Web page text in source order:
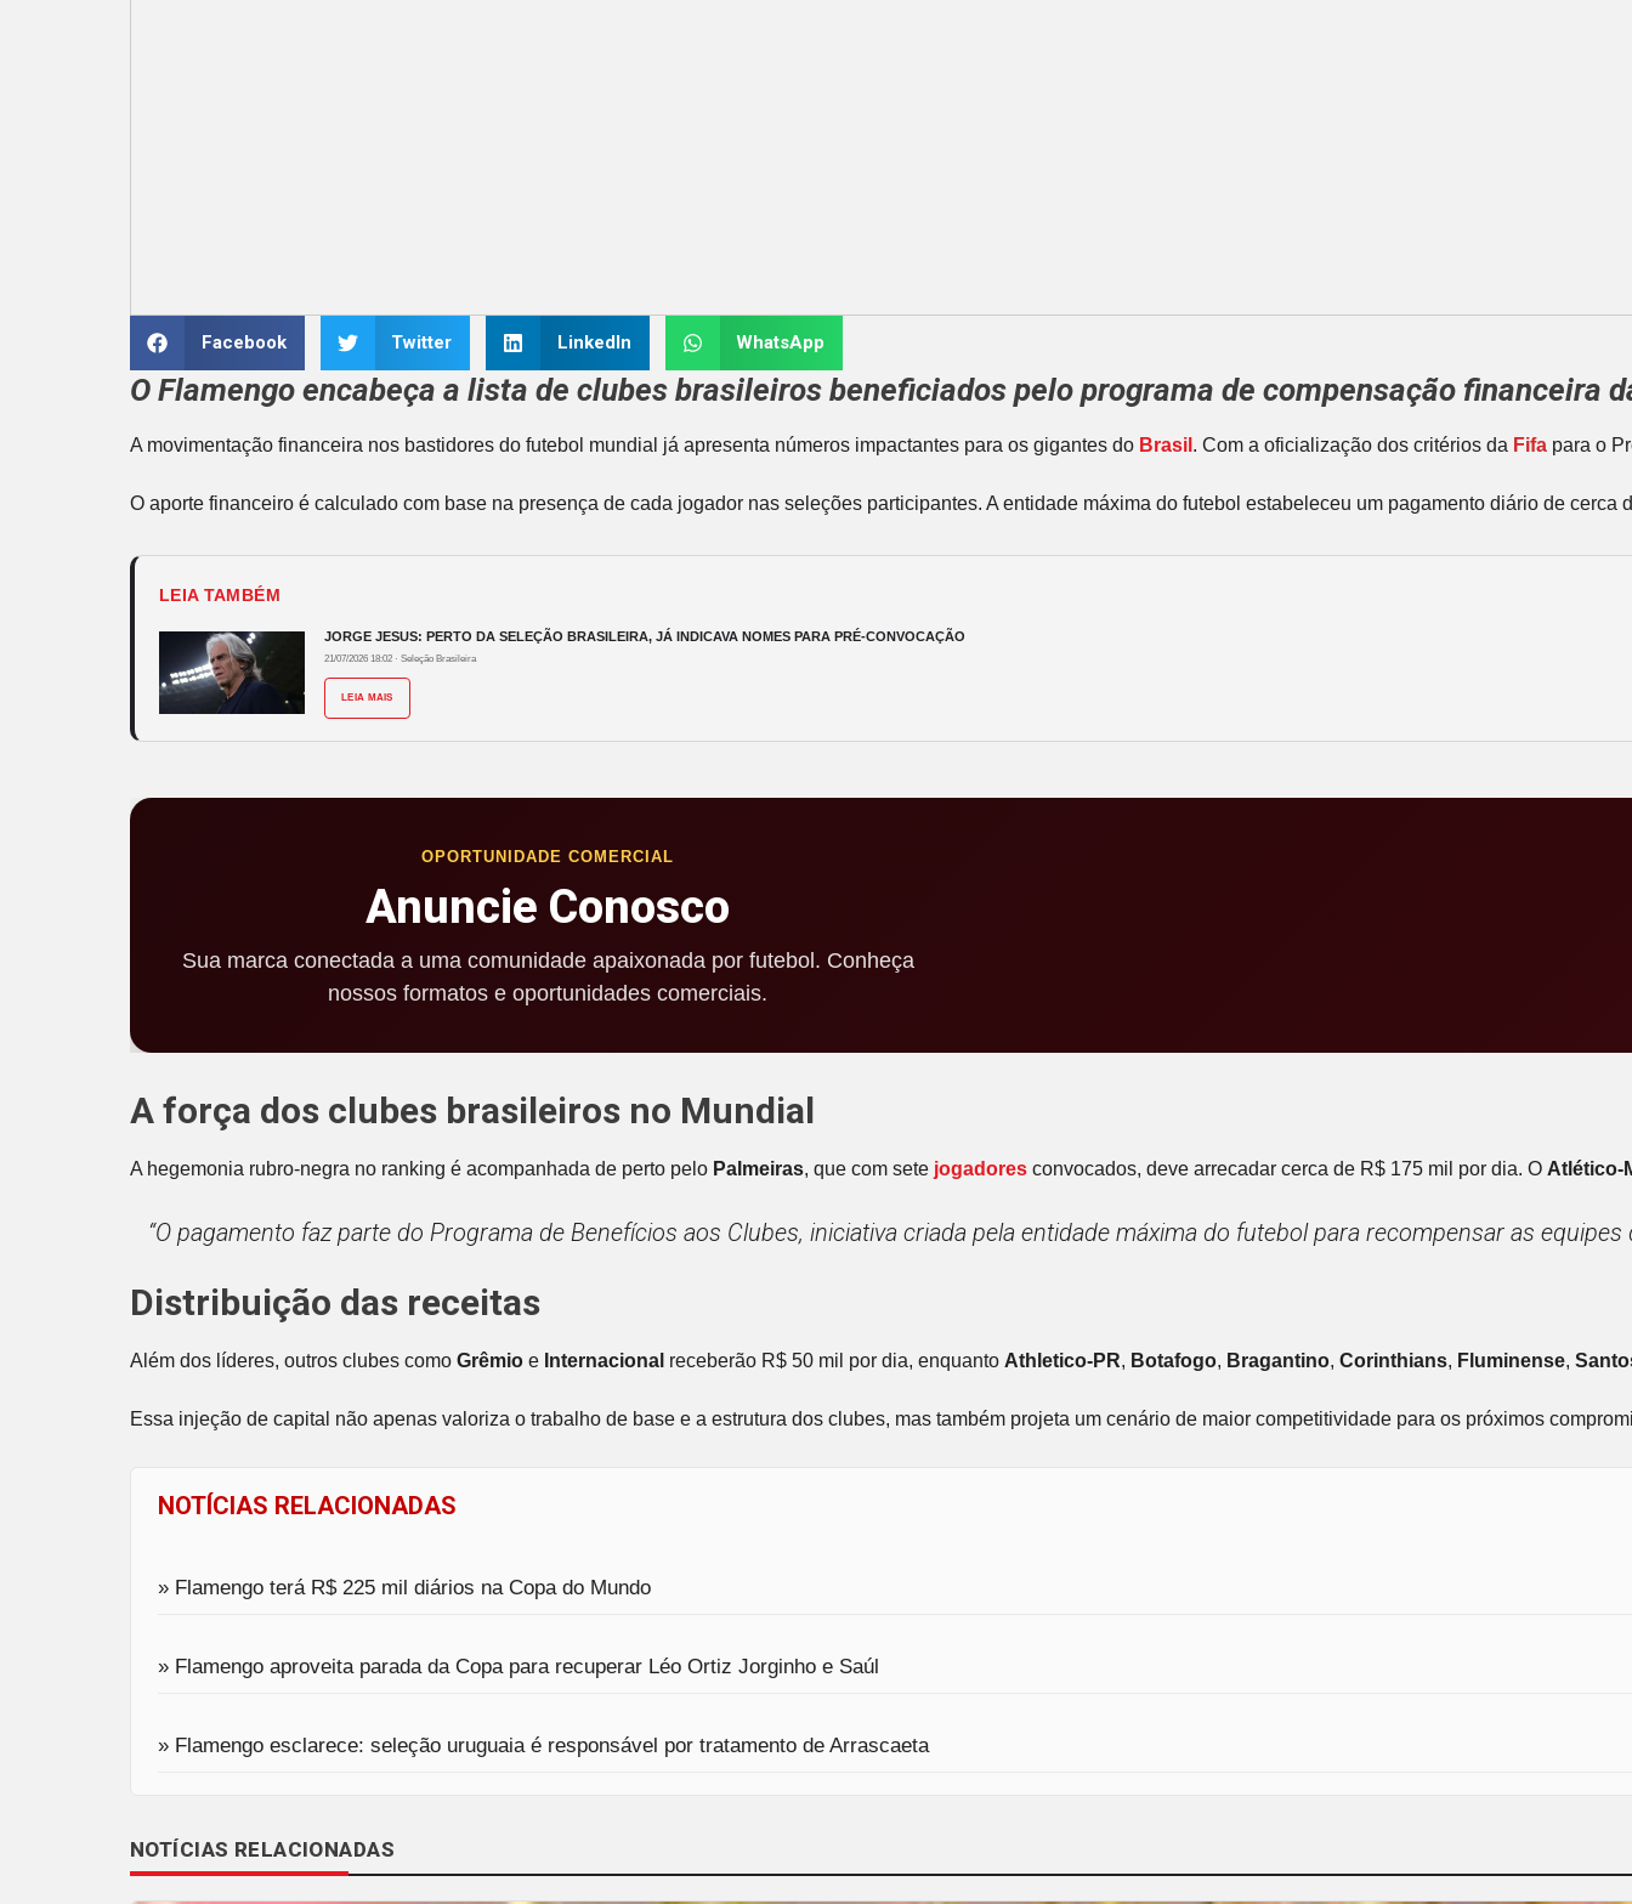
Facebook Twitter LinkedIn WhatsApp
O Flamengo encabeça a lista de clubes brasileiros beneficiados pelo programa de compensação financeira
A movimentação financeira nos bastidores do futebol mundial já apresenta números impactantes para os gigantes do Brasil . Com a oficialização dos critérios da Fifa para o
O aporte financeiro é calculado com base na presença de cada jogador nas seleções participantes. A entidade máxima do futebol estabeleceu um pagamento diário de
LEIA TAMBÉM
JORGE JESUS: PERTO DA SELEÇÃO BRASILEIRA, JÁ INDICAVA NOMES PARA PRÉ-CONVOCAÇÃO
21/07/2026 18:02 · Seleção Brasileira
LEIA MAIS
OPORTUNIDADE COMERCIAL
Anuncie Conosco
Sua marca conectada a uma comunidade apaixonada por futebol. Conheça
nossos formatos e oportunidades comerciais.
A força dos clubes brasileiros no Mundial
A hegemonia rubro-negra no ranking é acompanhada de perto pelo Palmeiras, que com sete jogadores convocados, deve arrecadar cerca de R$ 175 mil por dia. O Atlético-
“O pagamento faz parte do Programa de Benefícios aos Clubes, iniciativa criada pela entidade máxima do futebol para recompensar as
Distribuição das receitas
Além dos líderes, outros clubes como Grêmio e Internacional receberão R$ 50 mil por dia, enquanto Athletico-PR, Botafogo, Bragantino, Corinthians, Fluminense,
Essa injeção de capital não apenas valoriza o trabalho de base e a estrutura dos clubes, mas também projeta um cenário de maior competitividade para os próximos
NOTÍCIAS RELACIONADAS
» Flamengo terá R$ 225 mil diários na Copa do Mundo
» Flamengo aproveita parada da Copa para recuperar Léo Ortiz Jorginho e Saúl
» Flamengo esclarece: seleção uruguaia é responsável por tratamento de Arrascaeta
NOTÍCIAS RELACIONADAS